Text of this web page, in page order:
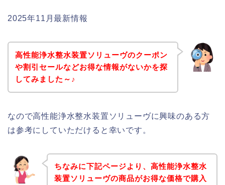
2025年11月最新情報
高性能浄水整水装置ソリューヴのクーポン
や割引セールなどお得な情報がないかを探
してみました～♪
なので高性能浄水整水装置ソリューヴに興味のある方
は参考にしていただけると幸いです。
ちなみに下記ページより、高性能浄水整水
装置ソリューヴの商品がお得な価格で購入